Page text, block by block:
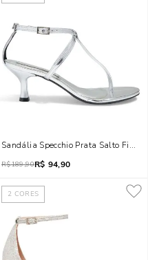
Fino
Sandália Specchio Prata Salto Fino
R$189,90R$ 94,90
2 CORES